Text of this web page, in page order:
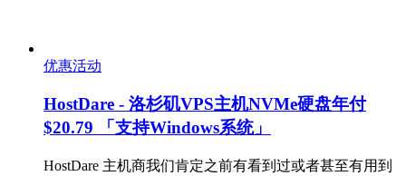
优惠活动
HostDare - 洛杉矶VPS主机NVMe硬盘年付
$20.79 「支持Windows系统」
HostDare 主机商我们肯定之前有看到过或者甚至有用到